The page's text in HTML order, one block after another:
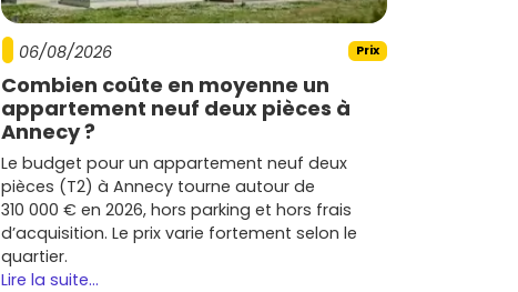
06/08/2026 Prix
Combien coûte en moyenne un
appartement neuf deux pièces à
Annecy ?
Le budget pour un appartement neuf deux
pièces (T2) à Annecy tourne autour de
310 000 € en 2026, hors parking et hors frais
d’acquisition. Le prix varie fortement selon le
quartier.
Lire la suite...